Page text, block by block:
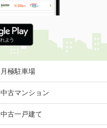
月極駐車場
中古マンション
中古一戸建て